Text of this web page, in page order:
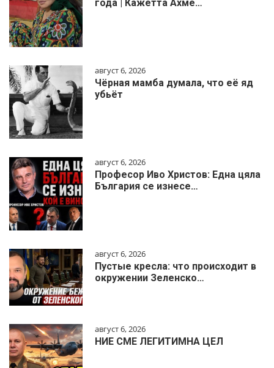
года | Кажетта Ахме…
август 6, 2026
Чёрная мамба думала, что её яд
убьёт
август 6, 2026
Професор Иво Христов: Една цяла
България се изнесе…
август 6, 2026
Пустые кресла: что происходит в
окружении Зеленско…
август 6, 2026
НИЕ СМЕ ЛЕГИТИМНА ЦЕЛ